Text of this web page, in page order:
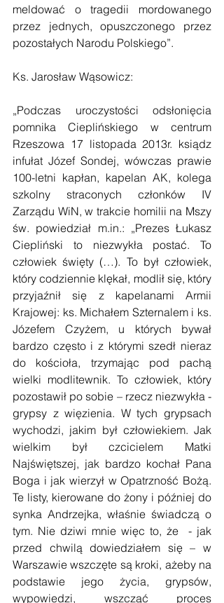
meldować o tragedii mordowanego
przez jednych, opuszczonego przez
pozostałych Narodu Polskiego”.
Ks. Jarosław Wąsowicz:
„Podczas uroczystości odsłonięcia
pomnika Cieplińskiego w centrum
Rzeszowa 17 listopada 2013r. ksiądz
infułat Józef Sondej, wówczas prawie
100-letni kapłan, kapelan AK, kolega
szkolny straconych członków IV
Zarządu WiN, w trakcie homilii na Mszy
św. powiedział m.in.: „Prezes Łukasz
Ciepliński to niezwykła postać. To
człowiek święty (…). To był człowiek,
który codziennie klękał, modlił się, który
przyjaźnił się z kapelanami Armii
Krajowej: ks. Michałem Szternalem i ks.
Józefem Czyżem, u których bywał
bardzo często i z którymi szedł nieraz
do kościoła, trzymając pod pachą
wielki modlitewnik. To człowiek, który
pozostawił po sobie – rzecz niezwykła -
grypsy z więzienia. W tych grypsach
wychodzi, jakim był człowiekiem. Jak
wielkim był czcicielem Matki
Najświętszej, jak bardzo kochał Pana
Boga i jak wierzył w Opatrzność Bożą.
Te listy, kierowane do żony i później do
synka Andrzejka, właśnie świadczą o
tym. Nie dziwi mnie więc to, że  - jak
przed chwilą dowiedziałem się – w
Warszawie wszczęte są kroki, ażeby na
podstawie jego życia, grypsów,
wypowiedzi, wszcząć proces